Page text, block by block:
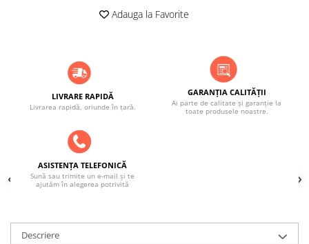
COPERTINE ȘI PRELATE
COȘURI DE FUM
Coșuri de fum din beton
Coșuri de fum din inox
Coșuri de fum din otel
INSTALAȚII
PRODUSE PENTRU GRĂDINARIT
Adauga la Favorite
LIVRARE RAPIDĂ
Livrarea rapidă, oriunde în țară.
GARANȚIA CALITĂȚII
Ai parte de calitate și garanție la
toate produsele noastre.
ASISTENȚA TELEFONICĂ
Sună sau trimite un e-mail și te
ajutăm în alegerea potrivită
Descriere